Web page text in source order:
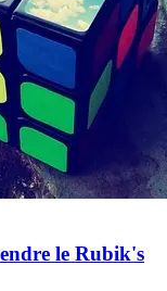
le Rubik's